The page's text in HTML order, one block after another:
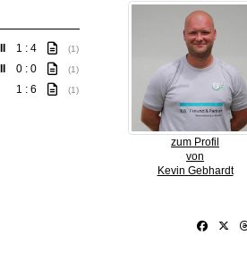
zum Profil
von
Kevin Gebhardt
1 : 4 (1)
0 : 0 (1)
1 : 6 (1)